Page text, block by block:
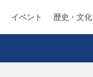
イベント 歴史・文化